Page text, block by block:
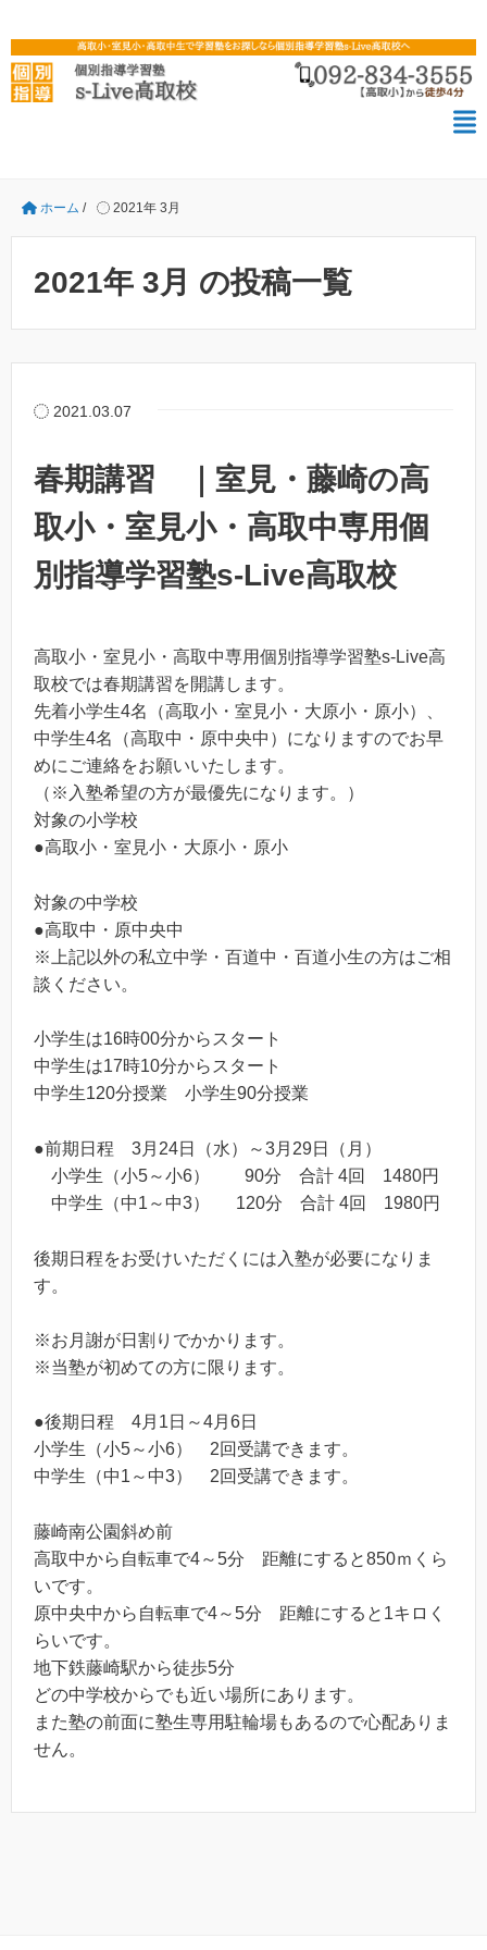
ホーム / 2021年 3月
2021年 3月 の投稿一覧
2021.03.07
春期講習 ｜室見・藤崎の高
取小・室見小・高取中専用個
別指導学習塾s-Live高取校
高取小・室見小・高取中専用個別指導学習塾s-Live高
取校では春期講習を開講します。
先着小学生4名（高取小・室見小・大原小・原小）、
中学生4名（高取中・原中央中）になりますのでお早
めにご連絡をお願いいたします。
（※入塾希望の方が最優先になります。）
対象の小学校
●高取小・室見小・大原小・原小
対象の中学校
●高取中・原中央中
※上記以外の私立中学・百道中・百道小生の方はご相
談ください。
小学生は16時00分からスタート
中学生は17時10分からスタート
中学生120分授業 小学生90分授業
●前期日程 3月24日（水）～3月29日（月）
小学生（小5～小6） 90分 合計 4回 1480円
中学生（中1～中3） 120分 合計 4回 1980円
後期日程をお受けいただくには入塾が必要になりま
す。
※お月謝が日割りでかかります。
※当塾が初めての方に限ります。
●後期日程 4月1日～4月6日
小学生（小5～小6） 2回受講できます。
中学生（中1～中3） 2回受講できます。
藤崎南公園斜め前
高取中から自転車で4～5分 距離にすると850ｍくら
いです。
原中央中から自転車で4～5分 距離にすると1キロく
らいです。
地下鉄藤崎駅から徒歩5分
どの中学校からでも近い場所にあります。
また塾の前面に塾生専用駐輪場もあるので心配ありま
せん。